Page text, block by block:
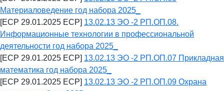
Материаловедение год набора 2025_
[ECP 29.01.2025 ECP] 13.02.13 ЭО -2 РП.ОП.08.
Информационные технологии в профессиональной
деятельности год набора 2025_
[ECP 29.01.2025 ECP] 13.02.13 ЭО -2 РП.ОП.07 Прикладная
математика год набора 2025_
[ECP 29.01.2025 ECP] 13.02.13 ЭО -2 РП.ОП.09 Охрана